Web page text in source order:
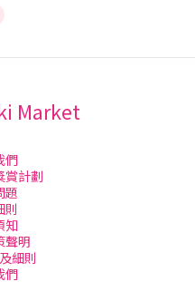
Market
們
賞計劃
題
則
知
聲明
細則
們